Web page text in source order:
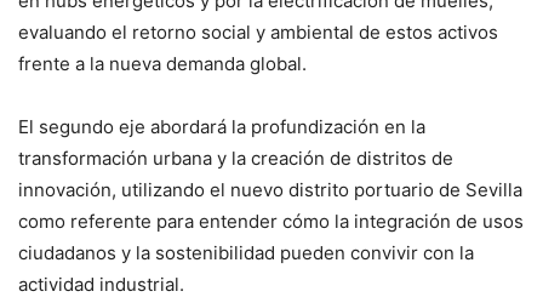
evaluando el retorno social y ambiental de estos activos
frente a la nueva demanda global.
El segundo eje abordará la profundización en la
transformación urbana y la creación de distritos de
innovación, utilizando el nuevo distrito portuario de Sevilla
como referente para entender cómo la integración de usos
ciudadanos y la sostenibilidad pueden convivir con la
actividad industrial.